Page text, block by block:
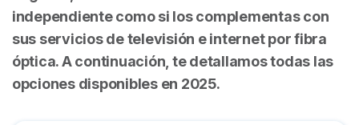
independiente como si los complementas con
sus servicios de televisión e internet por fibra
óptica. A continuación, te detallamos todas las
opciones disponibles en 2025.